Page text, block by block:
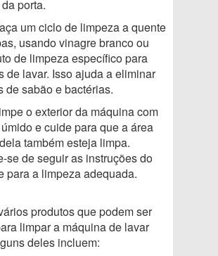
porta.
um ciclo de limpeza a quente
usando vinagre branco ou
de limpeza específico para
de lavar. Isso ajuda a eliminar
de sabão e bactérias.
o exterior da máquina com
e cuide para que a área
também esteja limpa.
se de seguir as instruções do
para a limpeza adequada.
produtos que podem ser
limpar a máquina de lavar
deles incluem: